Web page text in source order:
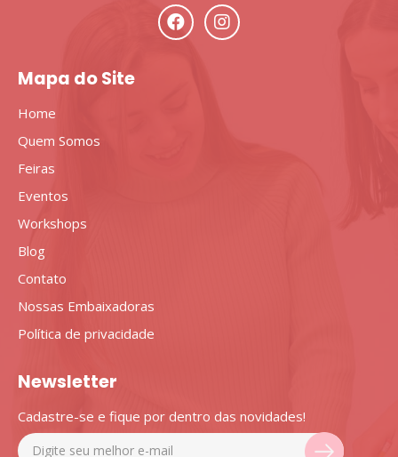
Mapa do Site
Home
Quem Somos
Feiras
Eventos
Workshops
Blog
Contato
Nossas Embaixadoras
Política de privacidade
Newsletter
Cadastre-se e fique por dentro das novidades!